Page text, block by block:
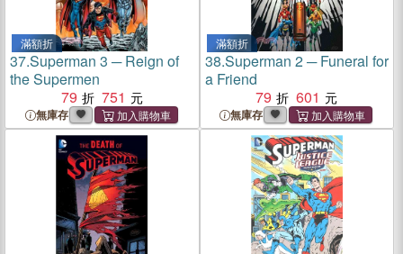
滿額折
37.Superman 3 ─ Reign of
the Supermen
79
751
無庫存
滿額折
38.Superman 2 ─ Funeral for
a Friend
79
601
無庫存